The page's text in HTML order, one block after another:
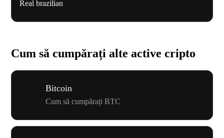
Real brazilian
Cum să cumpărați alte active cripto
Bitcoin
Cum să cumpărați BTC